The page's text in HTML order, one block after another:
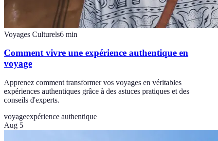
Voyages Culturels6 min
Comment vivre une expérience authentique en
voyage
Apprenez comment transformer vos voyages en véritables
expériences authentiques grâce à des astuces pratiques et des
conseils d'experts.
voyageexpérience authentique
Aug 5